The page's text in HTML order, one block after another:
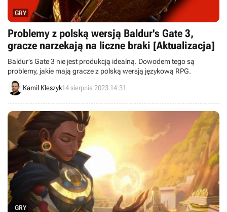
GRY
Problemy z polską wersją Baldur's Gate 3,
gracze narzekają na liczne braki [Aktualizacja]
Baldur’s Gate 3 nie jest produkcją idealną. Dowodem tego są
problemy, jakie mają gracze z polską wersją językową RPG.
Kamil Kleszyk14 sierpnia 2023 14:31
GRY